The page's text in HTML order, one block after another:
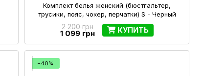
Комплект белья женский (бюстгальтер,
трусики, пояс, чокер, перчатки) S - Черный
2 200 грн
1 099 грн КУПИТЬ
−40%